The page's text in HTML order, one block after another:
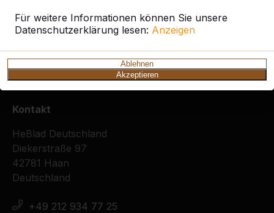
Für weitere Informationen können Sie unsere
Datenschutzerklärung lesen: Anzeigen
Ablehnen
Akzeptieren
Riederich
Kontakt
HeBlad Deutschland
Diekerstraße 97
42781 Haan
Deutschland
+49 212 934 77 25